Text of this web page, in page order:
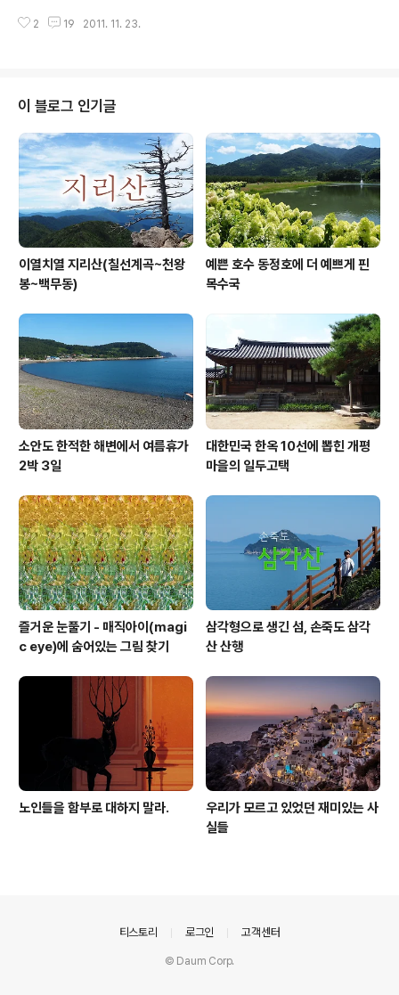
WF - Botanimal', Botanimal은 Botanical(식물의)과
곰을 정해두고 있습니다. 기부금 모금 광고 카피로는 다음
과 같은 설명글이 있네요. Donate to save a tree and
save 875 000 species for free. Rainforests only
cover 7% of our planet but harbor ..
2 19 2011. 11. 23.
이 블로그 인기글
이열치열 지리산(칠선계곡~천왕
봉~백무동)
예쁜 호수 동정호에 더 예쁘게 핀
목수국
소안도 한적한 해변에서 여름휴가
2박 3일
대한민국 한옥 10선에 뽑힌 개평
마을의 일두고택
즐거운 눈풀기 - 매직아이(magi
c eye)에 숨어있는 그림 찾기
삼각형으로 생긴 섬, 손죽도 삼각
산 산행
노인들을 함부로 대하지 말라.
우리가 모르고 있었던 재미있는 사
실들
티스토리 로그인 고객센터
© Daum Corp.